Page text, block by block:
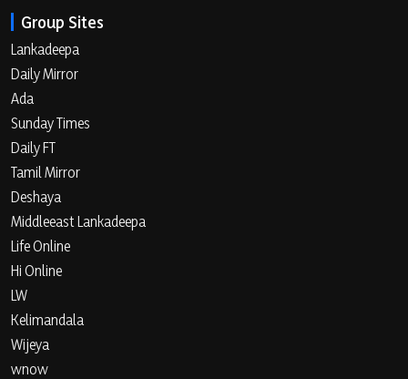
Group Sites
Lankadeepa
Daily Mirror
Ada
Sunday Times
Daily FT
Tamil Mirror
Deshaya
Middleeast Lankadeepa
Life Online
Hi Online
LW
Kelimandala
Wijeya
wnow